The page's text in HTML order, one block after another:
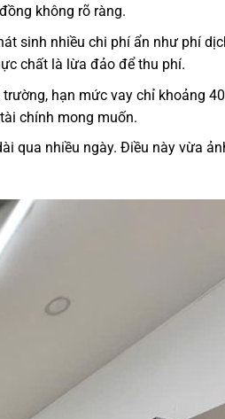
không rõ ràng.
sinh nhiều chi phí ẩn như phí
chất là lừa đảo để thu phí.
hạn mức vay chỉ khoảng
chính mong muốn.
qua nhiều ngày. Điều này vừa